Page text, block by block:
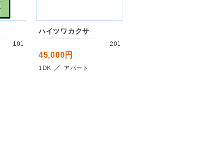
101
ハイツワカクサ
201
45,000円
1DK ／ アパート